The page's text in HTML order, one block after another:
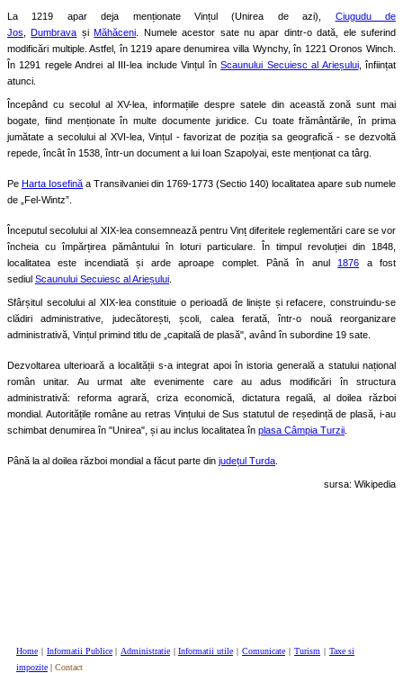
La 1219 apar deja menționate Vințul (Unirea de azi), Ciugudu de
Jos ,Dumbrava șiMăhăceni . Numele acestor sate nu apar dintr-o dată, ele suferind
modificări multiple. Astfel, în 1219 apare denumirea villa Wynchy, în 1221 Oronos Winch.
În 1291 regele Andrei al III-lea include Vințul înScaunului Secuiesc al Arieșului, înființat
atunci.
Începând cu secolul al XV-lea, informațiile despre satele din această zonă sunt mai
bogate, fiind menționate în multe documente juridice. Cu toate frământările, în prima
jumătate a secolului al XVI-lea, Vințul - favorizat de poziția sa geografică - se dezvoltă
repede, încât în 1538, într-un document a lui Ioan Szapolyai, este menționat ca târg.
Pe Harta Iosefină a Transilvaniei din 1769-1773 (Sectio 140) localitatea apare sub numele
de „Fel-Wintz”.
Începutul secolului al XIX-lea consemnează pentru Vinț diferitele reglementări care se vor
încheia cu împărțirea pământului în loturi particulare. În timpul revoluției din 1848,
localitatea este incendiată și arde aproape complet. Până în anul 1876 a fost
sediul Scaunului Secuiesc al Arieșului
Sfârșitul secolului al XIX-lea constituie o perioadă de liniște și refacere, construindu-se
clădiri administrative, judecătorești, școli, calea ferată, într-o nouă reorganizare
administrativă, Vințul primind titlu de „capitală de plasă", având în subordine 19 sate.
Dezvoltarea ulterioară a localității s-a integrat apoi în istoria generală a statului național
român unitar. Au urmat alte evenimente care au adus modificări în structura
administrativă: reforma agrară, criza economică, dictatura regală, al doilea război
mondial. Autoritățile române au retras Vințului de Sus statutul de reședință de plasă, i-au
schimbat denumirea în "Unirea", și au inclus localitatea în plasa Câmpia Turzii
Până la al doilea război mondial a făcut parte din județul Turda
sursa: Wikipedia
Home | Informatii Publice | Administratie | Informatii utile | Comunicate | Turism | Taxe si
impozite | Contact